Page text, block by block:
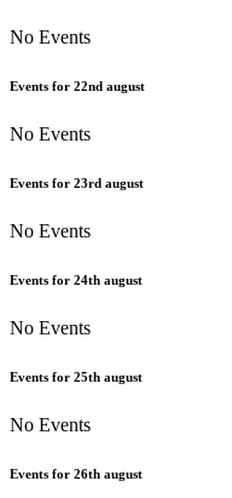
No Events
Events for 22nd august
No Events
Events for 23rd august
No Events
Events for 24th august
No Events
Events for 25th august
No Events
Events for 26th august